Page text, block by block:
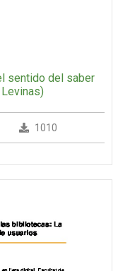
sentido del saber
1010